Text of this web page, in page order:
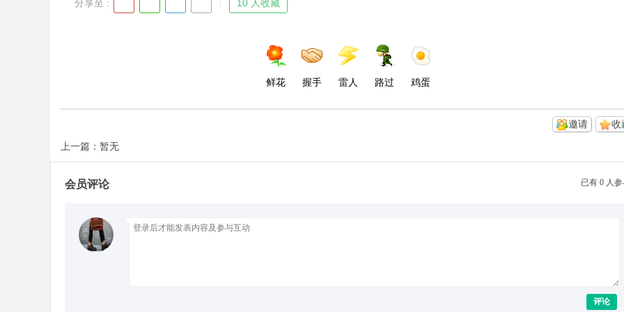
分享至 : 10 人收藏
鲜花 握手 雷人 路过 鸡蛋
收
邀请
上一篇：暂无
已有 0 人
会员评论
评论